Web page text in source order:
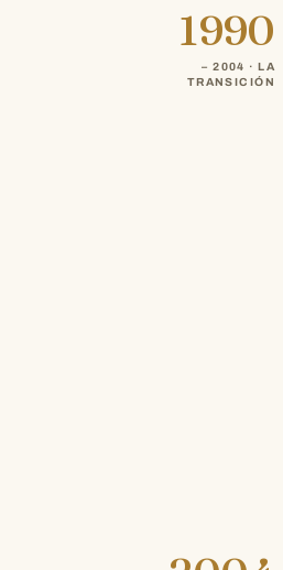
1990
– 2004 · LA
TRANSICIÓN